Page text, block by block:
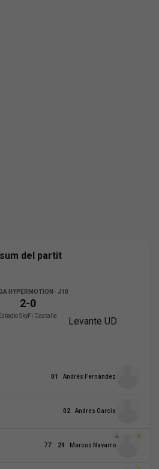
del partit
HYPERMOTION · J10
2-0
Estadio SkyFi Castalia Levante UD
01 Andrés Fernández
02 Andres Garcia
29 Marcos Navarro
77’